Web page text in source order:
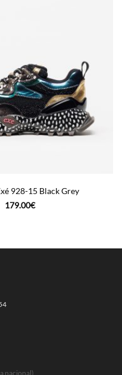
928-15 Black Grey
179.00€
nacional)